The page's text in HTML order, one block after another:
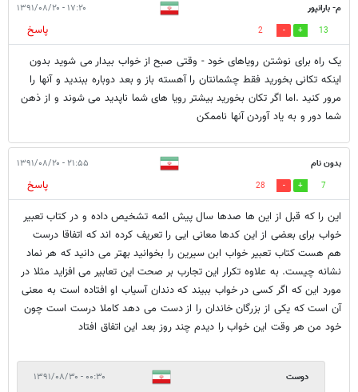
م- بارانپور ۱۷:۲۰ - ۱۳۹۱/۰۸/۲۰
13
2
پاسخ
یک راه برای نوشتن رویاهای خود - وقتی صبح از خواب بیدار می شوید بدون
اینکه تکانی بخورید فقط چشمانتان را آهسته باز و بعد دوباره ببندید و آنها را
مرور کنید .اما اگر تکان بخورید بیشتر رویا های شما ناپدید می شوند و از ذهن
شما دور و به یاد آوردن آنها ناممکن
بدون نام ۲۱:۵۵ - ۱۳۹۱/۰۸/۲۰
7
28
پاسخ
این را که قبل از این ها صدها سال پیش ائمه تشخیص داده و در کتاب تعبیر
خواب برای بعضی از این کدها معانی ایی را تعریف کرده اند که اتفاقا درست
هم هست کتاب تعبیر خواب ابن سیرین را بخوانید بهتر می دانید که هر نماد
نشانه چیست. به علاوه تکرار این تجارب بر صحت این تعابیر می افزاید مثلا در
مورد این که اگر کسی در خواب ببیند که دندان آسیاب او افتاده است به معنی
آن است که یکی از بزرگان خاندان را از دست می دهد کاملا درست است چون
خود من هر وقت این خواب را دیدم چند روز بعد این اتفاق افتاد
دوست ۰۰:۳۰ - ۱۳۹۱/۰۸/۳۰